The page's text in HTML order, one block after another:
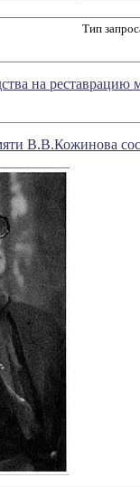
Тип
на реставрацию
В.В.Кожинова